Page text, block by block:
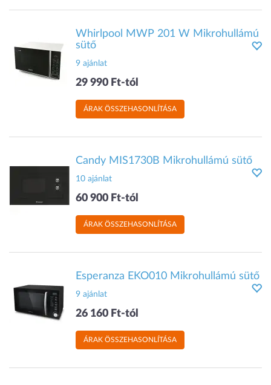
Whirlpool MWP 201 W Mikrohullámú
sütő
9 ajánlat
29 990 Ft-tól
ÁRAK ÖSSZEHASONLÍTÁSA
Candy MIS1730B Mikrohullámú sütő
10 ajánlat
60 900 Ft-tól
ÁRAK ÖSSZEHASONLÍTÁSA
Esperanza EKO010 Mikrohullámú sütő
9 ajánlat
26 160 Ft-tól
ÁRAK ÖSSZEHASONLÍTÁSA